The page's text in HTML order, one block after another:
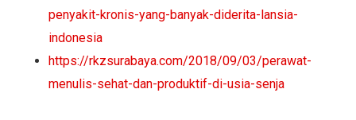
penyakit-kronis-yang-banyak-diderita-lansia-
indonesia
https://rkzsurabaya.com/2018/09/03/perawat-
menulis-sehat-dan-produktif-di-usia-senja